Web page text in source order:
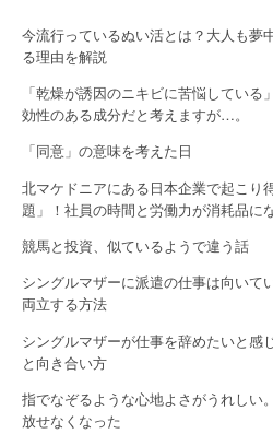
g
a
t
o
n
今流行っているぬい活とは？大人も夢
る理由を解説
「乾燥が誘因のニキビに苦悩してい
効性のある成分だと考えますが…。
「同意」の意味を考えた日
北マケドニアにある日本企業で起こり
題」！社員の時間と労働力が消耗品に
競馬と投資、似ているようで違う話
シングルマザーに派遣の仕事は向いて
両立する方法
シングルマザーが仕事を辞めたいと感
と向き合い方
指でなぞるような心地よさがうれしい
放せなくなった